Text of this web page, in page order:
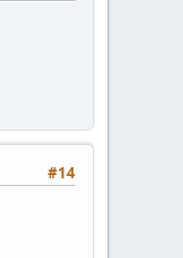
#14